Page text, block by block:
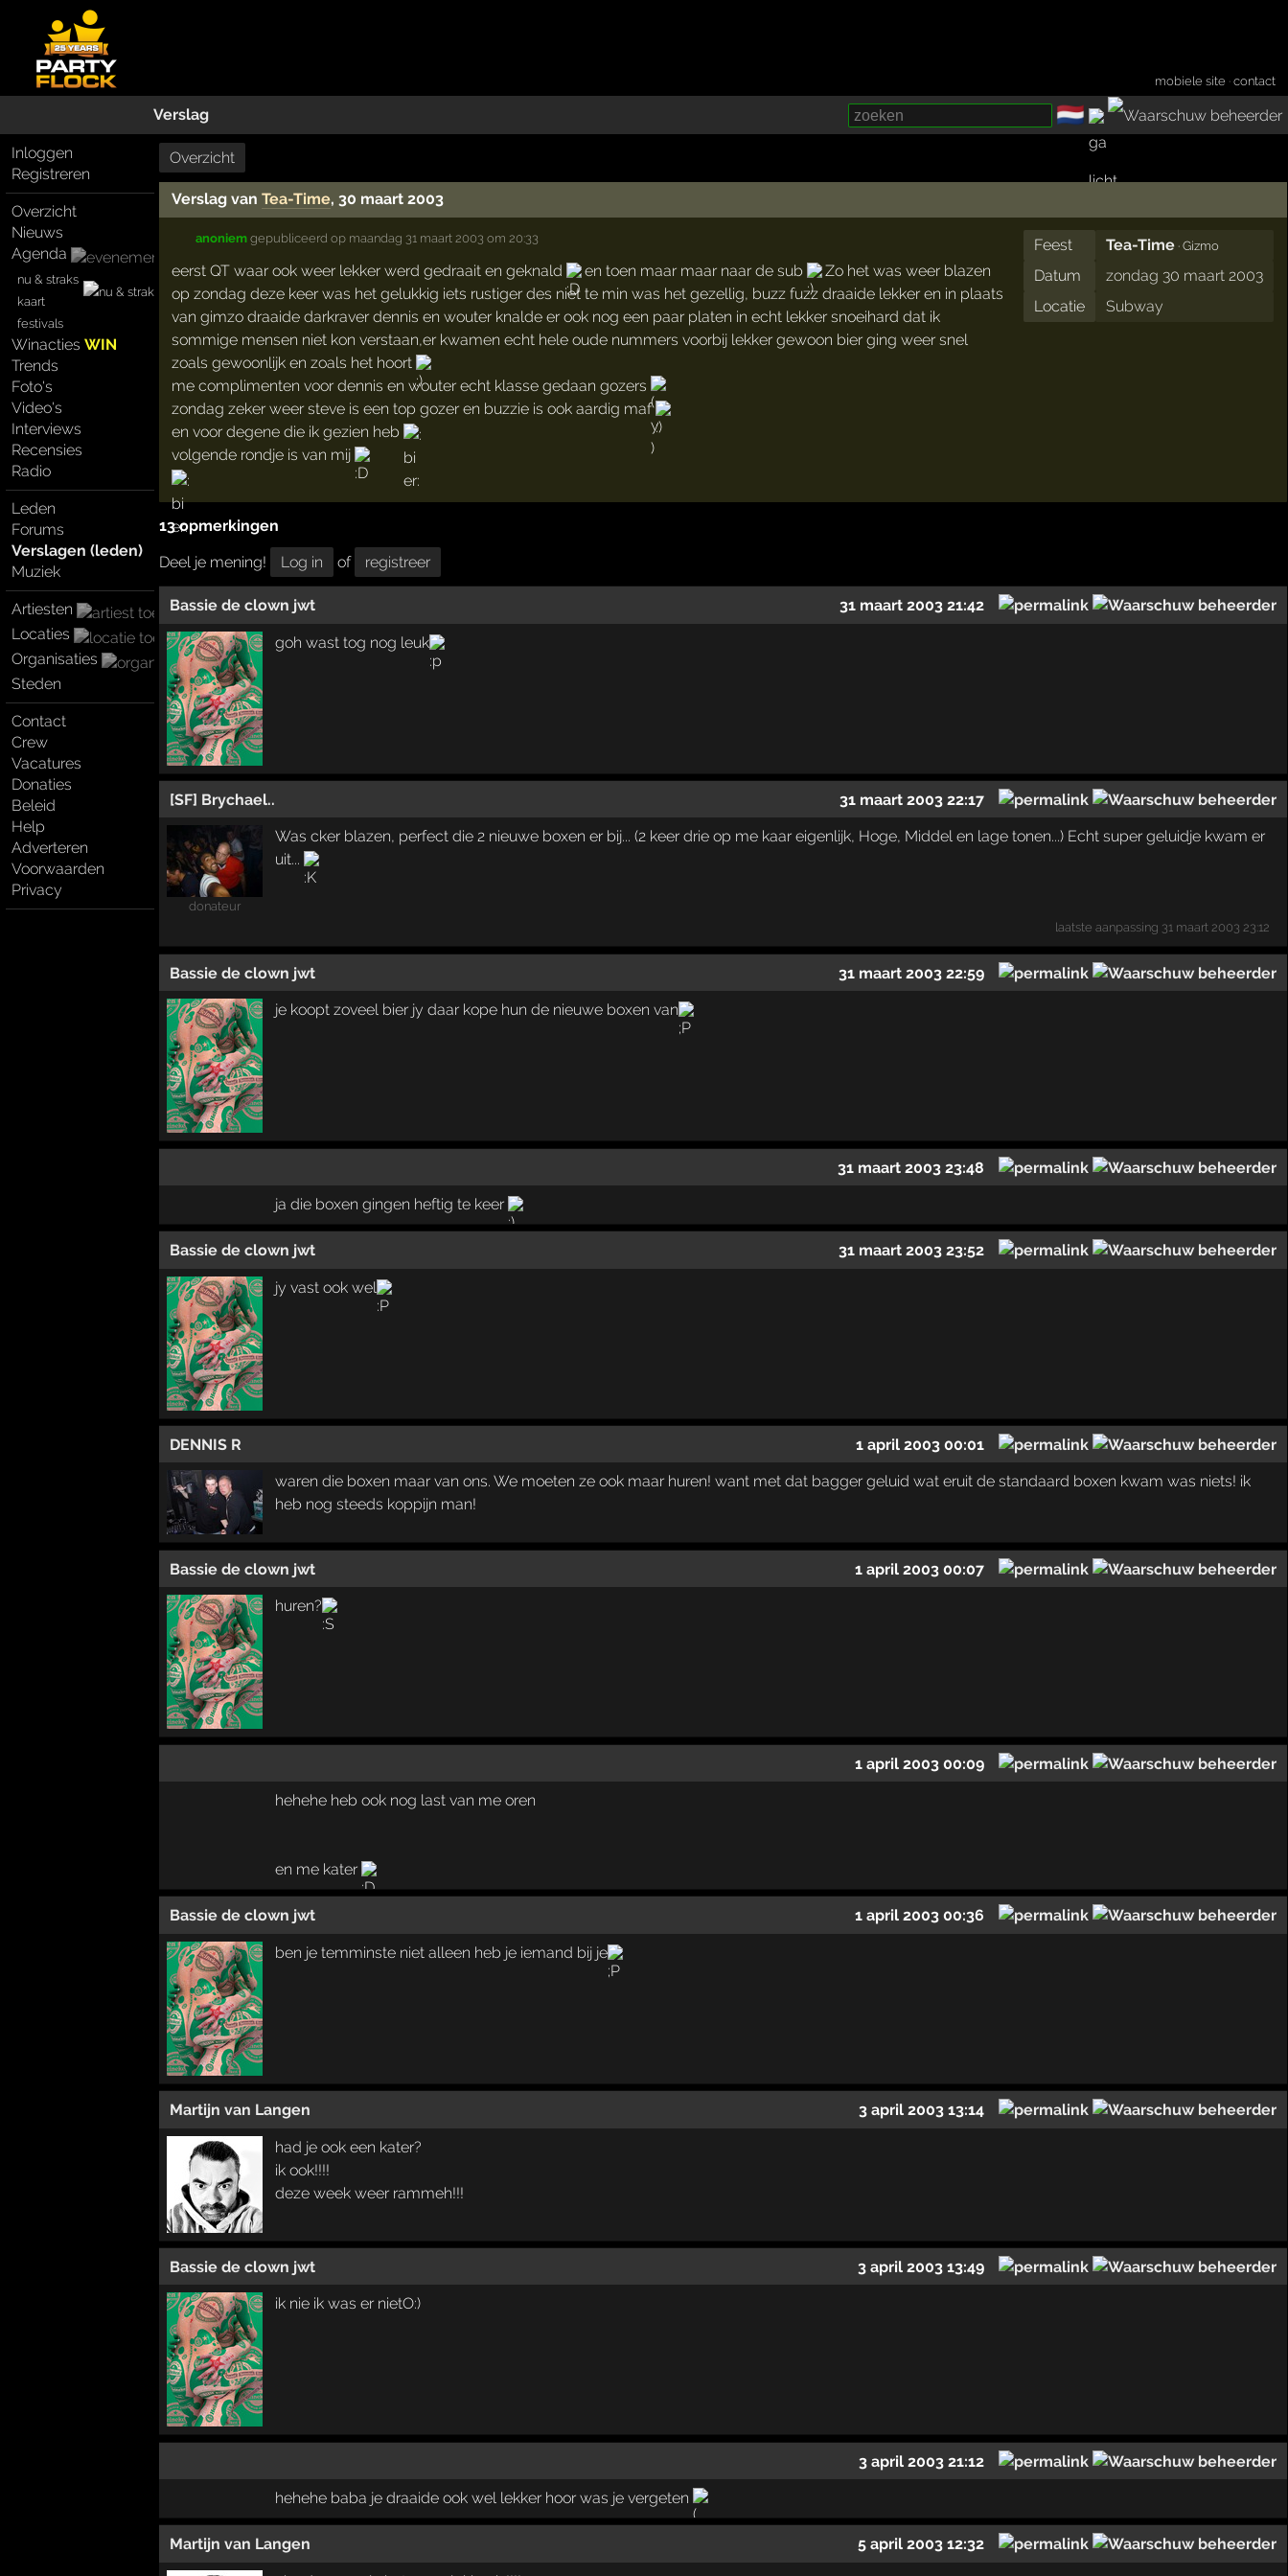
mobiele site ·contact
Verslag 🇳🇱
Inloggen
Registreren
Overzicht
Nieuws
Agenda
nu & straks
kaart
festivals
WinactiesWIN
Trends
Foto's
Video's
Interviews
Recensies
Radio
Leden
Forums
Verslagen (leden)
Muziek
Artiesten
Locaties
Organisaties
Steden
Contact
Crew
Vacatures
Donaties
Beleid
Help
Adverteren
Voorwaarden
Privacy
Overzicht
Verslag van Tea-Time, 30 maart 2003
anoniem gepubliceerd op maandag 31 maart 2003 om 20:33 Feest Tea-Time· Gizmo
Datum
zondag 30 maart 2003
Locatie
Subway
eerst QT waar ook weer lekker werd gedraait en geknald en toen maar maar naar de sub
Zo het was weer blazen
op zondag deze keer was het gelukkig iets rustiger des niet te min was het gezellig, buzz fuzz draaide lekker en in plaats
van gimzo draaide darkraver dennis en wouter knalde er ook nog een paar platen in echt lekker snoeihard dat ik
sommige mensen niet kon verstaan,er kwamen echt hele oude nummers voorbij lekker gewoon bier ging weer snel
zoals gewoonlijk en zoals het hoort
me complimenten voor dennis en wouter echt klasse gedaan gozers
zondag zeker weer steve is een top gozer en buzzie is ook aardig maf
en voor degene die ik gezien heb
volgende rondje is van mij
13 opmerkingen
Deel je mening!
Log in of registreer
Bassie de clown jwt 31 maart 2003 21:42
goh wast tog nog leuk
[SF] Brychael.. 31 maart 2003 22:17
donateur
Was cker blazen, perfect die 2 nieuwe boxen er bij... (2 keer drie op me kaar eigenlijk, Hoge, Middel en lage tonen...) Echt super geluidje kwam er
uit...
laatste aanpassing 31 maart 2003 23:12
Bassie de clown jwt 31 maart 2003 22:59
je koopt zoveel bier jy daar kope hun de nieuwe boxen van
31 maart 2003 23:48
ja die boxen gingen heftig te keer
Bassie de clown jwt 31 maart 2003 23:52
jy vast ook wel
DENNIS R 1 april 2003 00:01
waren die boxen maar van ons. We moeten ze ook maar huren! want met dat bagger geluid wat eruit de standaard boxen kwam was niets! ik
heb nog steeds koppijn man!
Bassie de clown jwt 1 april 2003 00:07
huren?
1 april 2003 00:09
hehehe heb ook nog last van me oren
en me kater
Bassie de clown jwt 1 april 2003 00:36
ben je temminste niet alleen heb je iemand bij je
Martijn van Langen 3 april 2003 13:14
had je ook een kater?
ik ook!!!!
deze week weer rammeh!!!
Bassie de clown jwt 3 april 2003 13:49
ik nie ik was er nietO:)
3 april 2003 21:12
hehehe baba je draaide ook wel lekker hoor was je vergeten
Martijn van Langen 5 april 2003 12:32